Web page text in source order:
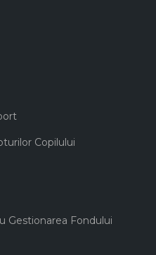
Copilului
Gestionarea Fondului